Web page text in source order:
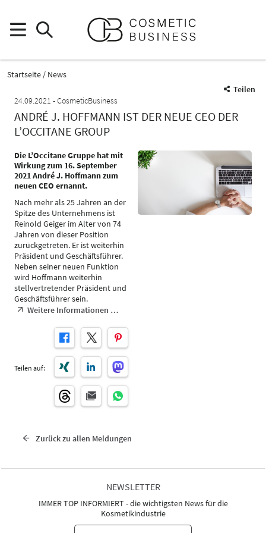
Startseite
News
Teilen
24.09.2021
CosmeticBusiness
ANDRÉ J. HOFFMANN IST DER NEUE CEO DER
L’OCCITANE GROUP
Die L’Occitane Gruppe hat mit
Wirkung zum 16. September
2021 André J. Hoffmann zum
neuen CEO ernannt.
Nach mehr als 25 Jahren an der
Spitze des Unternehmens ist
Reinold Geiger im Alter von 74
Jahren von dieser Position
zurückgetreten. Er ist weiterhin
Präsident und Geschäftsführer.
Neben seiner neuen Funktion
wird Hoffmann weiterhin
stellvertretender Präsident und
Geschäftsführer sein.
Weitere Informationen …
Teilen auf:
Zurück zu allen Meldungen
NEWSLETTER
IMMER TOP INFORMIERT - die wichtigsten News für die
Kosmetikindustrie